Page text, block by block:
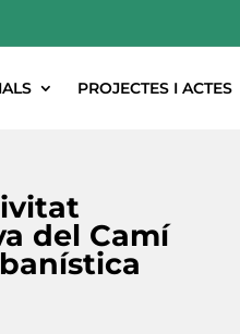
PROJECTES I ACTES
del Camí